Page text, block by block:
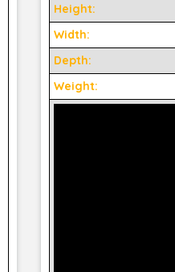
Height:
Width:
Depth:
Weight: